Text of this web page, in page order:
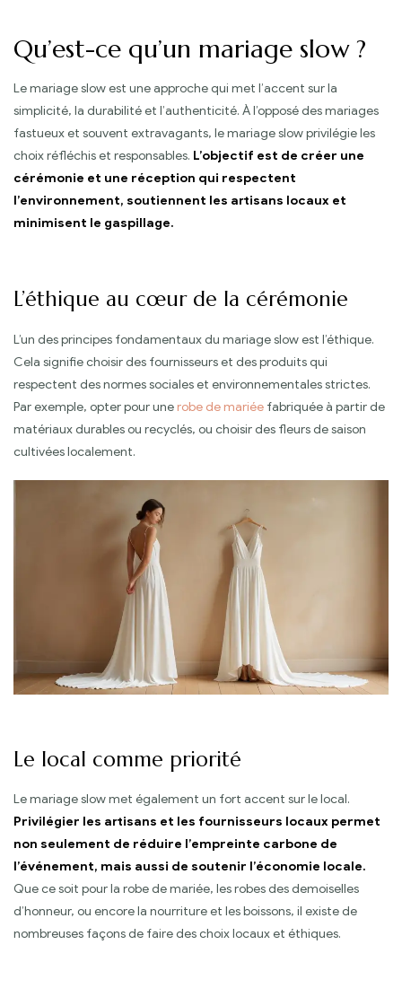
Qu’est-ce qu’un mariage slow ?
Le mariage slow est une approche qui met l’accent sur la
simplicité, la durabilité et l’authenticité. À l’opposé des mariages
fastueux et souvent extravagants, le mariage slow privilégie les
choix réfléchis et responsables. L’objectif est de créer une
cérémonie et une réception qui respectent
l’environnement, soutiennent les artisans locaux et
minimisent le gaspillage.
L’éthique au cœur de la cérémonie
L’un des principes fondamentaux du mariage slow est l’éthique.
Cela signifie choisir des fournisseurs et des produits qui
respectent des normes sociales et environnementales strictes.
Par exemple, opter pour unerobe de mariée fabriquée à partir de
matériaux durables ou recyclés, ou choisir des fleurs de saison
cultivées localement.
Le local comme priorité
Le mariage slow met également un fort accent sur le local.
Privilégier les artisans et les fournisseurs locaux permet
non seulement de réduire l’empreinte carbone de
l’événement, mais aussi de soutenir l’économie locale.
Que ce soit pour la robe de mariée, les robes des demoiselles
d’honneur, ou encore la nourriture et les boissons, il existe de
nombreuses façons de faire des choix locaux et éthiques.